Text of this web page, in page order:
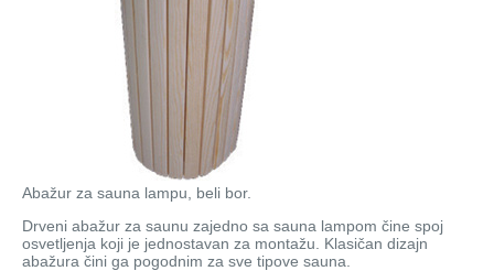
Abažur za sauna lampu, beli bor.
Drveni abažur za saunu zajedno sa sauna lampom čine spoj
osvetljenja koji je jednostavan za montažu. Klasičan dizajn
abažura čini ga pogodnim za sve tipove sauna.